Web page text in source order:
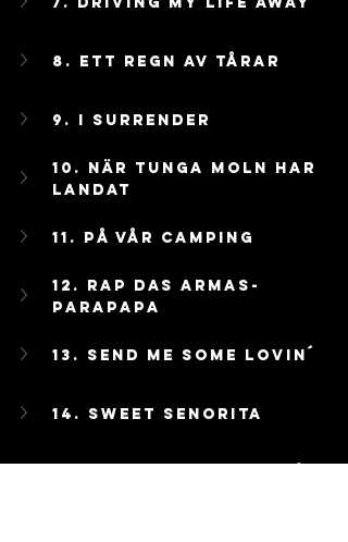
8. Ett Regn Av Tårar
9. I Surrender
10. När Tunga Moln Har
Landat
11. På Vår Camping
12. Rap Das Armas-
Parapapa
13. Send Me Some Lovin´
14. Sweet Senorita